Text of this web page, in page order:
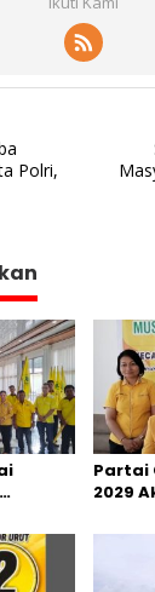
Polri,
dan
Partai
2029